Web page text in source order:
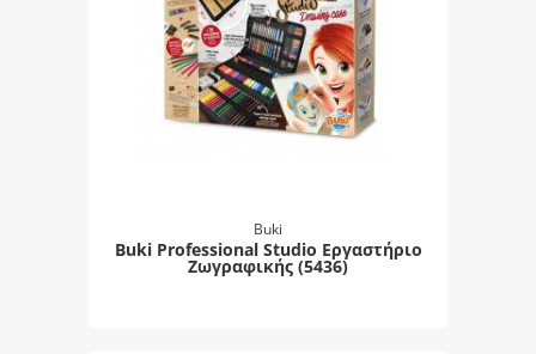
Buki
Buki Professional Studio Εργαστήριο
Ζωγραφικής (5436)